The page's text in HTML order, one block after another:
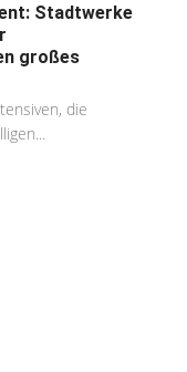
Stadtwerke
großes
die